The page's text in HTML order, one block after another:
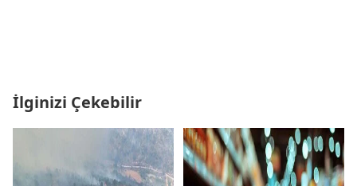
İlginizi Çekebilir